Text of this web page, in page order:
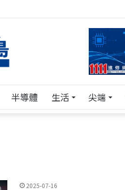
半導體 生活 尖端
2025-07-16